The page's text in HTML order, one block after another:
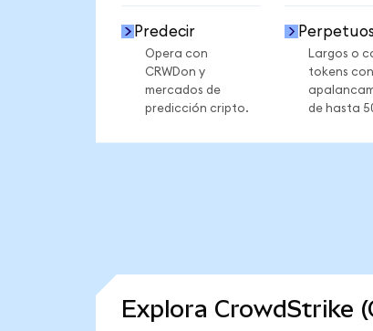
Predecir
Opera con
CRWDon y
mercados de
predicción cripto.
Largos o
tokens con
de hasta
Explora CrowdStrike